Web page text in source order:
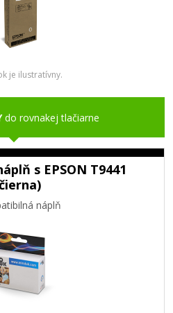
je ilustratívny.
do rovnakej tlačiarne
s EPSON T9441
náplň